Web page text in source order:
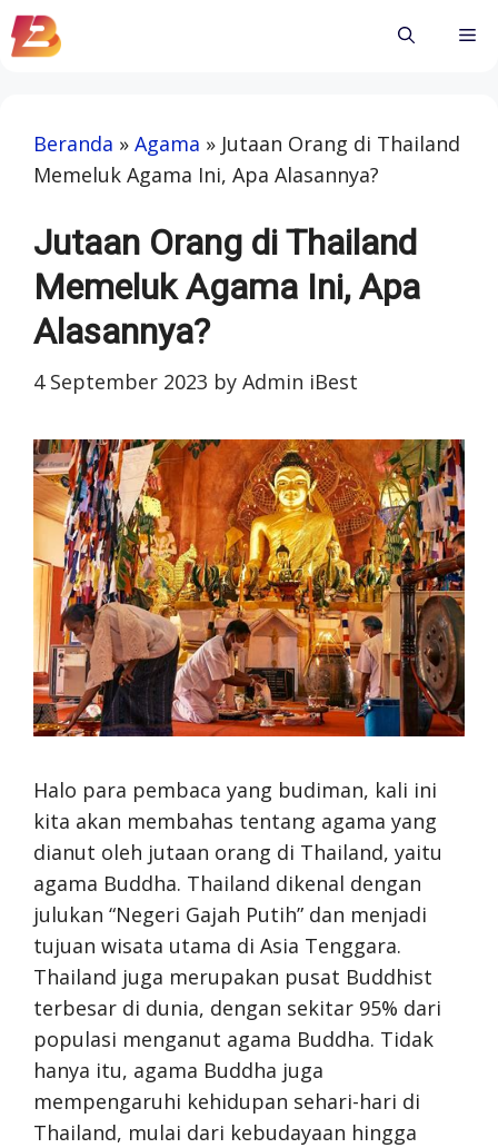
Skip
to
Beranda » Agama » Jutaan Orang di Thailand
Memeluk Agama Ini, Apa Alasannya?
Jutaan Orang di Thailand
Memeluk Agama Ini, Apa
Alasannya?
4 September 2023 by Admin iBest
Halo para pembaca yang budiman, kali ini
kita akan membahas tentang agama yang
dianut oleh jutaan orang di Thailand, yaitu
agama Buddha. Thailand dikenal dengan
julukan “Negeri Gajah Putih” dan menjadi
tujuan wisata utama di Asia Tenggara.
Thailand juga merupakan pusat Buddhist
terbesar di dunia, dengan sekitar 95% dari
populasi menganut agama Buddha. Tidak
hanya itu, agama Buddha juga
mempengaruhi kehidupan sehari-hari di
Thailand, mulai dari kebudayaan hingga